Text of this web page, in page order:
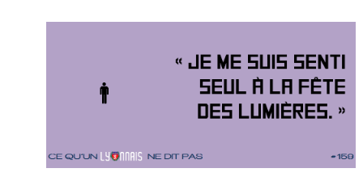
C’était pas mieux avant… à Lyon
Comment j’ai opéré ma vélorution toute personnelle
Comment j’ai opéré ma vélorution toute personnelle
Comment j’ai opéré ma vélorution toute